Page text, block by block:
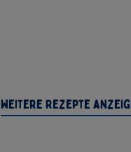
Weitere Rezepte